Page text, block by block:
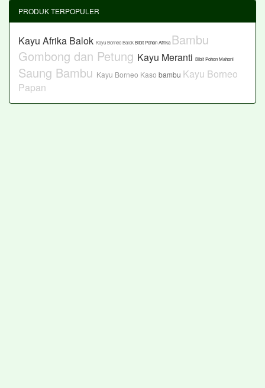
PRODUK TERPOPULER
Kayu Afrika Balok Kayu Borneo BalokBibit Pohon Afrika Bambu
Gombong dan Petung Kayu Meranti Bibit Pohon Mahoni
Saung Bambu Kayu Borneo Kaso bambu Kayu Borneo
Papan